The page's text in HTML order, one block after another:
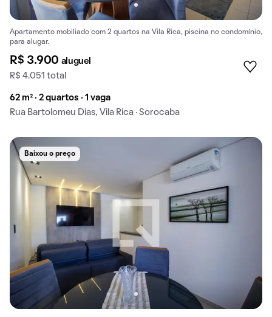
Apartamento mobiliado com 2 quartos na Vila Rica, piscina no condomínio,
para alugar.
R$ 3.900 aluguel
R$ 4.051 total
62 m² · 2 quartos · 1 vaga
Rua Bartolomeu Dias, Vila Rica · Sorocaba
Baixou o preço